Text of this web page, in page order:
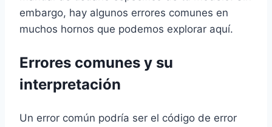
embargo, hay algunos errores comunes en
muchos hornos que podemos explorar aquí.
Errores comunes y su
interpretación
Un error común podría ser el código de error